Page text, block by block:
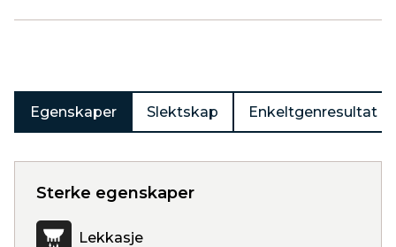
Egenskaper Slektskap Enkeltgenresultat
Sterke egenskaper
Lekkasje